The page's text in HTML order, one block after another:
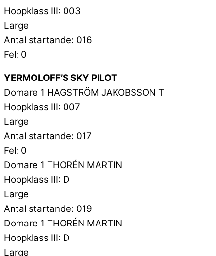
Hoppklass III: 003
Large
Antal startande: 016
Fel: 0
YERMOLOFF’S SKY PILOT
Domare 1 HAGSTRÖM JAKOBSSON T
Hoppklass III: 007
Large
Antal startande: 017
Fel: 0
Domare 1 THORÉN MARTIN
Hoppklass III: D
Large
Antal startande: 019
Domare 1 THORÉN MARTIN
Hoppklass III: D
Large